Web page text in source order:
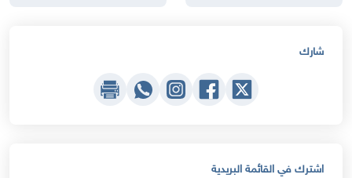
شارك
اشترك في القائمة البريدية